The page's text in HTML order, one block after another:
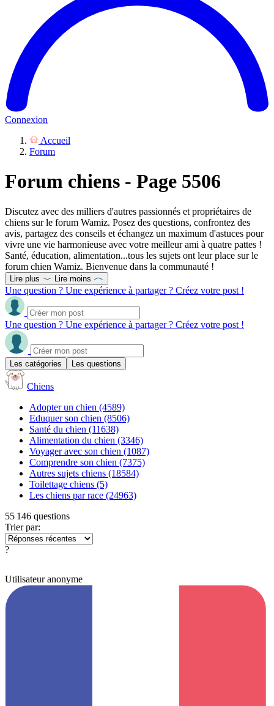
Connexion
Accueil
Forum
Forum chiens - Page 5506
Discutez avec des milliers d'autres passionnés et propriétaires de
chiens sur le forum Wamiz. Posez des questions, confrontez des
avis, partagez des conseils et échangez un maximum d'astuces pour
vivre une vie harmonieuse avec votre meilleur ami à quatre pattes !
Santé, éducation, alimentation...tous les sujets ont leur place sur le
forum chien Wamiz. Bienvenue dans la communauté !
Lire plus Lire moins
Une question ? Une expérience à partager ? Créez votre post !
Une question ? Une expérience à partager ? Créez votre post !
Les catégories Les questions
Chiens
Adopter un chien (4589)
Eduquer son chien (8506)
Santé du chien (11638)
Alimentation du chien (3346)
Voyager avec son chien (1087)
Comprendre son chien (7375)
Autres sujets chiens (18584)
Toilettage chiens (5)
Les chiens par race (24963)
55 146 questions
Trier par:
?
Utilisateur anonyme